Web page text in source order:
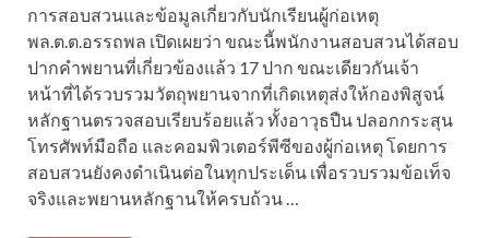
การสอบสวนและข้อมูลเกี่ยวกับนักเรียนผู้ก่อเหตุ
พล.ต.ต.อรรถพล เปิดเผยว่า ขณะนี้พนักงานสอบสวนได้สอบ
ปากคำพยานที่เกี่ยวข้องแล้ว 17 ปาก ขณะเดียวกันเจ้า
หน้าที่ได้รวบรวมวัตถุพยานจากที่เกิดเหตุส่งให้กองพิสูจน์
หลักฐานตรวจสอบเรียบร้อยแล้ว ทั้งอาวุธปืน ปลอกกระสุน
โทรศัพท์มือถือ และคอมพิวเตอร์พีซีของผู้ก่อเหตุ โดยการ
สอบสวนยังคงดำเนินต่อในทุกประเด็น เพื่อรวบรวมข้อเท็จ
จริงและพยานหลักฐานให้ครบถ้วน …